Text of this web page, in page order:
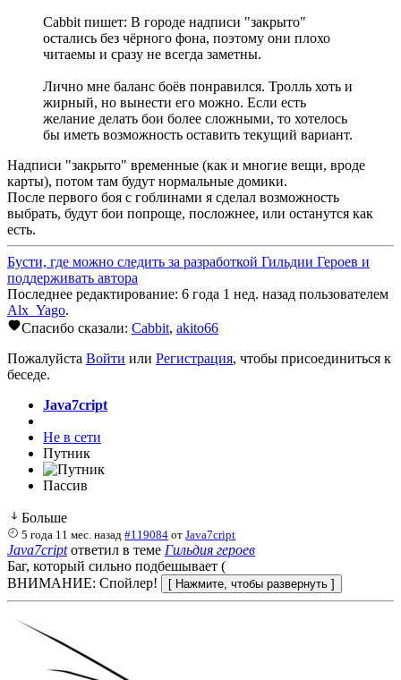
Cabbit пишет: В городе надписи "закрыто"
остались без чёрного фона, поэтому они плохо
читаемы и сразу не всегда заметны.
Лично мне баланс боёв понравился. Тролль хоть и
жирный, но вынести его можно. Если есть
желание делать бои более сложными, то хотелось
бы иметь возможность оставить текущий вариант.
Надписи "закрыто" временные (как и многие вещи, вроде
карты), потом там будут нормальные домики.
После первого боя с гоблинами я сделал возможность
выбрать, будут бои попроще, посложнее, или останутся как
есть.
Бусти, где можно следить за разработкой Гильдии Героев и
поддерживать автора
Последнее редактирование: 6 года 1 нед. назад пользователем
Alx_Yago.
Спасибо сказали: Cabbit, akito66
Пожалуйста Войти или Регистрация, чтобы присоединиться к
беседе.
Java7cript
Не в сети
Путник
Пассив
Больше
5 года 11 мес. назад #119084 отJava7cript
Java7criptответил в теме Гильдия героев
Баг, который сильно подбешывает (
ВНИМАНИЕ: Спойлер!